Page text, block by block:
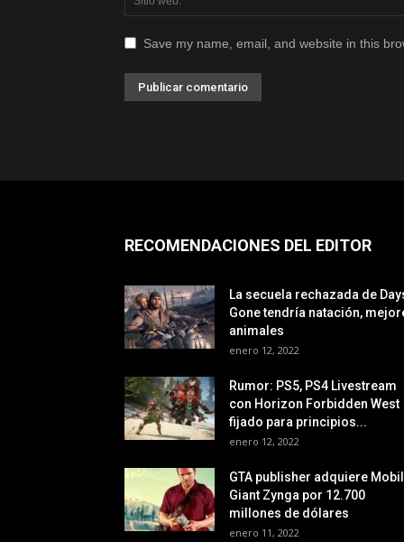
Save my name, email, and website in this
RECOMENDACIONES DEL EDITOR
La secuela rechazada de
Gone tendría natación,
animales
enero 12, 2022
Rumor: PS5, PS4 Livestream
con Horizon Forbidden West
fijado para principios...
enero 12, 2022
GTA publisher adquiere
Giant Zynga por 12.700
millones de dólares
enero 11, 2022